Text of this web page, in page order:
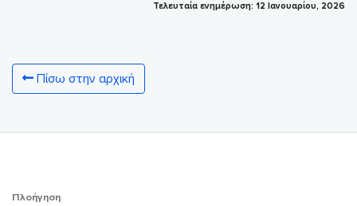
Τελευταία ενημέρωση: 12 Ιανουαρίου, 2026
Πίσω στην αρχική
Πλοήγηση